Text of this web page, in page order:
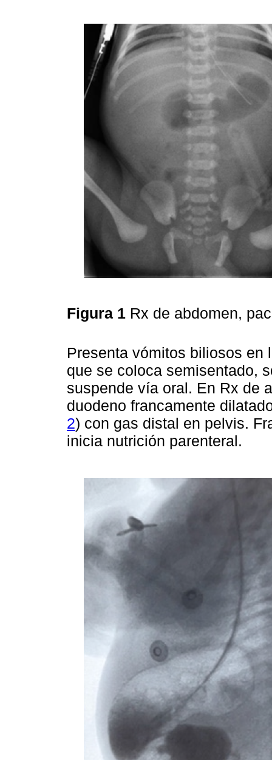
Figura 1 Rx de abdomen,
Presenta vómitos biliosos en
que se coloca semisentado,
suspende vía oral. En Rx de
duodeno francamente
2) con gas distal en pelvis.
inicia nutrición parenteral.